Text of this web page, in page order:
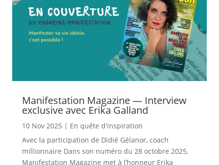
Manifestation Magazine — Interview
exclusive avec Erika Galland
10 Nov 2025 | En quête d'inspiration
Avec la participation de Didié Gélanor, coach
millionnaire Dans son numéro du 28 octobre 2025,
Manifestation Magazine met à l’honneur Erika